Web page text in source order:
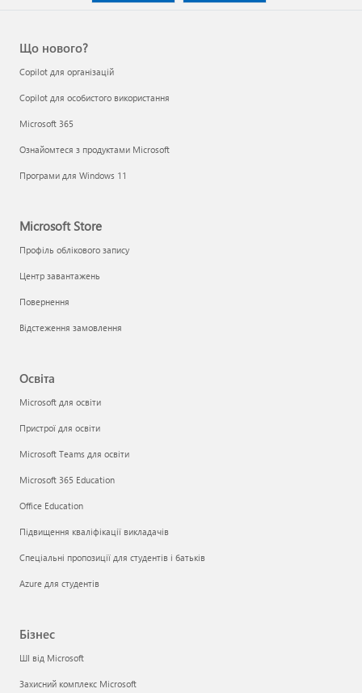
Що нового?
Copilot для організацій
Copilot для особистого використання
Microsoft 365
Ознайомтеся з продуктами Microsoft
Програми для Windows 11
Microsoft Store
Профіль облікового запису
Центр завантажень
Повернення
Відстеження замовлення
Освіта
Microsoft для освіти
Пристрої для освіти
Microsoft Teams для освіти
Microsoft 365 Education
Office Education
Підвищення кваліфікації викладачів
Спеціальні пропозиції для студентів і батьків
Azure для студентів
Бізнес
ШІ від Microsoft
Захисний комплекс Microsoft